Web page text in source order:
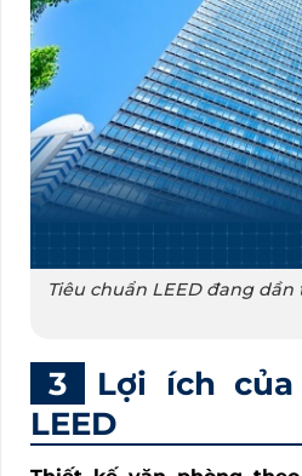
Tiêu chuẩn LEED đang
Lợi ích
LEED